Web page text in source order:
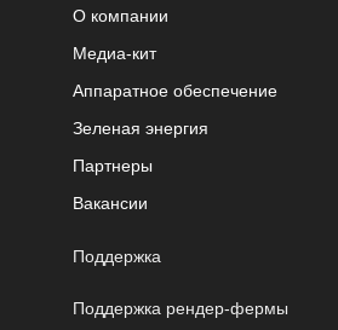
О компании
Медиа-кит
Аппаратное обеспечение
Зеленая энергия
Партнеры
Вакансии
Поддержка
Поддержка рендер-фермы